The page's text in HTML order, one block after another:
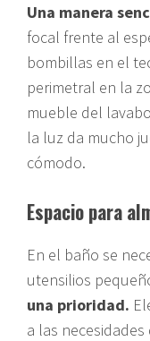
Una manera
focal frente al
bombillas en el
perimetral en la
mueble del
la luz da mucho
cómodo.
Espacio para
En el baño se
utensilios
una prioridad.
a las